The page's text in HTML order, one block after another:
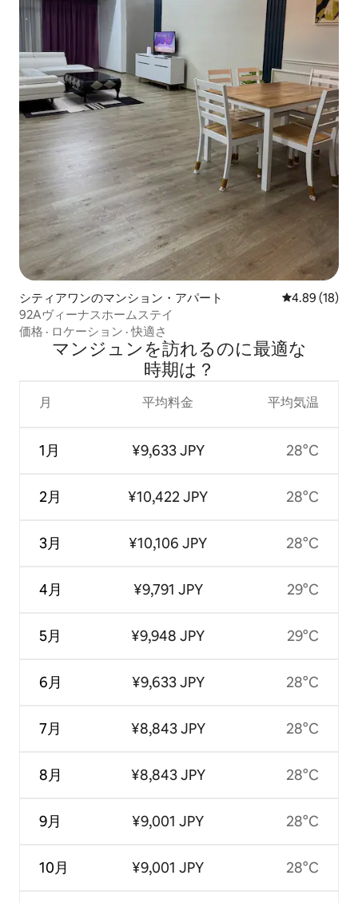
シティアワンのマンション・アパート レビュー18
4.89 (18)
92Aヴィーナスホームステイ
価格 · ロケーション ·快適さ
マンジュンを訪⁠れ⁠るの⁠に最⁠適⁠な
時⁠期⁠は⁠？
月
1月
2月
3月
4月
5月
6月
7月
8月
9月
10月
平均料金
¥9,633 JPY
¥10,422 JPY
¥10,106 JPY
¥9,791 JPY
¥9,948 JPY
¥9,633 JPY
¥8,843 JPY
¥8,843 JPY
¥9,001 JPY
¥9,001 JPY
平均気温
28°C
28°C
28°C
29°C
29°C
28°C
28°C
28°C
28°C
28°C